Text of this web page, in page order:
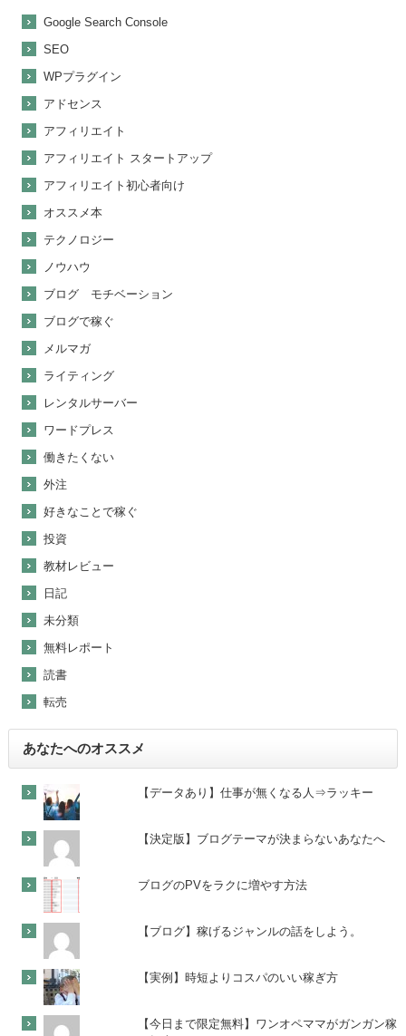
Google Search Console
SEO
WPプラグイン
アドセンス
アフィリエイト
アフィリエイト スタートアップ
アフィリエイト初心者向け
オススメ本
テクノロジー
ノウハウ
ブログ モチベーション
ブログで稼ぐ
メルマガ
ライティング
レンタルサーバー
ワードプレス
働きたくない
外注
好きなことで稼ぐ
投資
教材レビュー
日記
未分類
無料レポート
読書
転売
あなたへのオススメ
【データあり】仕事が無くなる人⇒ラッキー
【決定版】ブログテーマが決まらないあなたへ
ブログのPVをラクに増やす方法
【ブログ】稼げるジャンルの話をしよう。
【実例】時短よりコスパのいい稼ぎ方
【今日まで限定無料】ワンオペママがガンガン稼